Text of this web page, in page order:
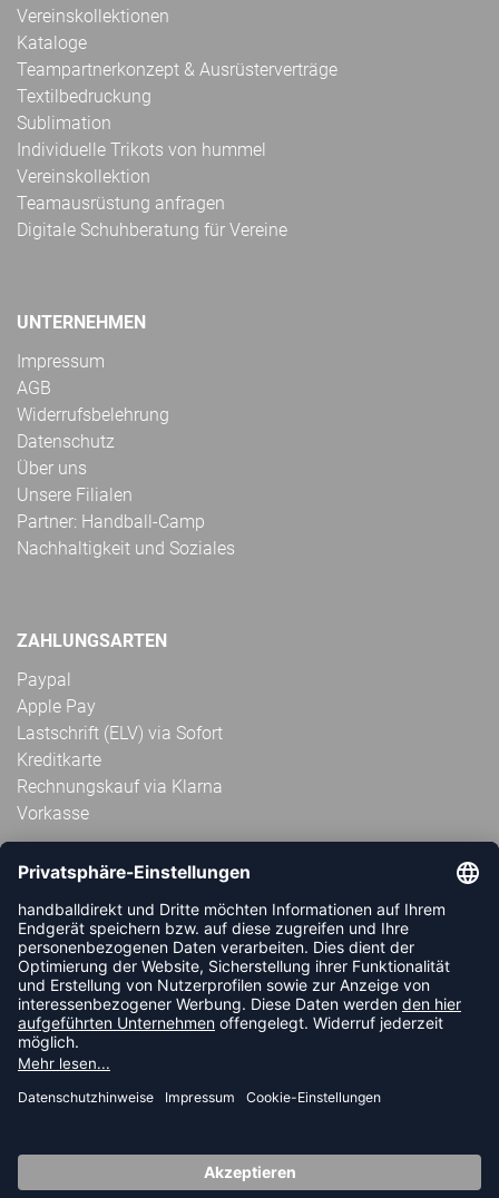
Vereinskollektionen
Kataloge
Teampartnerkonzept & Ausrüsterverträge
Textilbedruckung
Sublimation
Individuelle Trikots von hummel
Vereinskollektion
Teamausrüstung anfragen
Digitale Schuhberatung für Vereine
UNTERNEHMEN
Impressum
AGB
Widerrufsbelehrung
Datenschutz
Über uns
Unsere Filialen
Partner: Handball-Camp
Nachhaltigkeit und Soziales
ZAHLUNGSARTEN
Paypal
Apple Pay
Lastschrift (ELV) via Sofort
Kreditkarte
Rechnungskauf via Klarna
Vorkasse
ABONNIERE JETZT DEN KOSTENLOSEN
HANDBALLDIREKT-NEWSLETTER UND VERPASSE KEINE
NEUIGKEIT ODER AKTION MEHR.
JETZT ANMELDEN